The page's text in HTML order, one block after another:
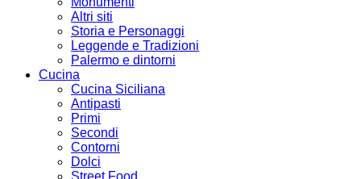
Altri siti
Storia e Personaggi
Leggende e Tradizioni
Palermo e dintorni
Cucina
Cucina Siciliana
Antipasti
Primi
Secondi
Contorni
Dolci
Street Food